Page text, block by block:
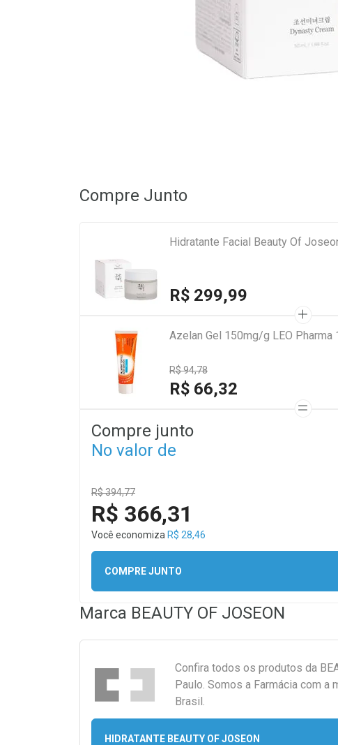
Compre Junto
Hidratante Facial Beauty Of
R$ 299,99
Azelan Gel 150mg/g LEO Pharma
R$ 94,78
R$ 66,32
Compre junto
No valor de
R$ 394,77
R$ 366,31
Você economiza R$ 28,46
COMPRE JUNTO
Marca BEAUTY OF JOSEON
Confira todos os produtos da
Paulo. Somos a Farmácia com a
Brasil.
HIDRATANTE BEAUTY OF JOSEON